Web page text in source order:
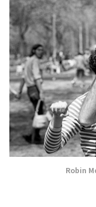
Robin